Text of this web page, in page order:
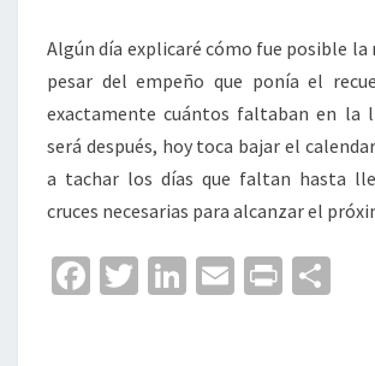
Algún día explicaré cómo fue posible la
pesar del empeño que ponía el
exactamente cuántos faltaban en la
será después, hoy toca bajar el
a tachar los días que faltan hasta
cruces necesarias para alcanzar el
Fa T
Li
E
Pr